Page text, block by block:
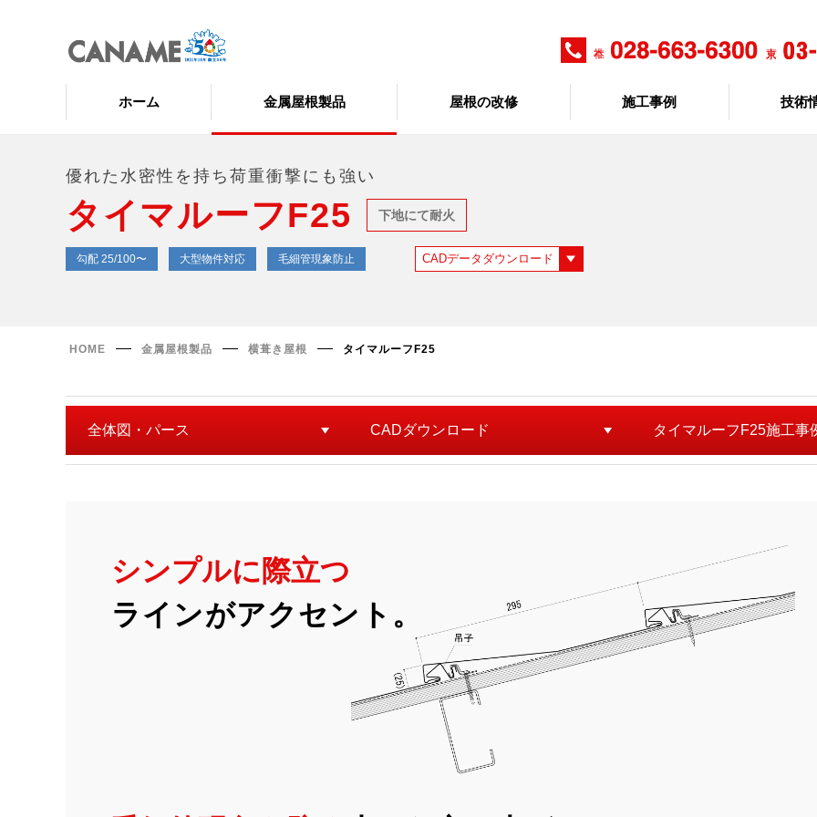
ホーム 金属屋根製品 屋根の改修 施工事例 技術
優れた水密性を持ち荷重衝撃にも強い
タイマルーフF25 下地にて耐火
勾配 25/100〜 大型物件対応 毛細管現象防止 CADデータダウンロード
HOME 金属屋根製品 横葺き屋根 タイマルーフF25
全体図・パース CADダウンロード タイマルーフF25施工事
シンプルに際立つ
ラインがアクセント。